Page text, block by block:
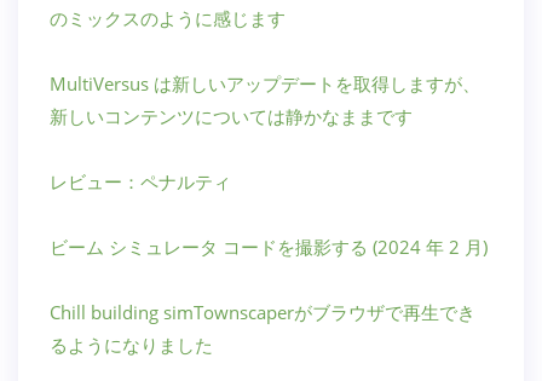
のミックスのように感じます
MultiVersus は新しいアップデートを取得しますが、
新しいコンテンツについては静かなままです
レビュー：ペナルティ
ビーム シミュレータ コードを撮影する (2024 年 2 月)
Chill building simTownscaperがブラウザで再生でき
るようになりました